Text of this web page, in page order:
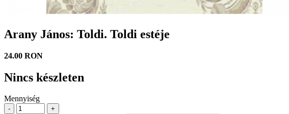
Arany János: Toldi. Toldi estéje
24.00 RON
Nincs készleten
Mennyiség
- +